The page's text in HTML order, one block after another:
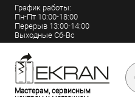
График работы:
Пн-Пт 10:00-18:00
Перерыв 13:00-14:00
Выходные Сб-Вс
Мастерам, сервисным